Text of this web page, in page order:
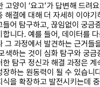
고양이 ‘요고’가 답변해 드려
해결에 대해 더 자세히 이야기
들어 탐구하고, 끊임없이 궁금
합니다. 예를 들어, 데이터를
그 과정에서 발견하는 근거들
색하는 것이 심화 탐구와 궁
한 탐구 정신과 해결 과정은 계
장하는 원동력이 될 수 있습니
식을 확장하고 발전시키는데